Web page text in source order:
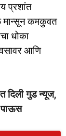
प्रशांत
मान्सून कमकुवत
धोका
आणि
दिली गुड न्यूज,
पाऊस